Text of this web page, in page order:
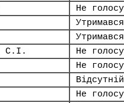
Не
Утримався
Утримався
С.І.
Не
Не
Відсутній
Не